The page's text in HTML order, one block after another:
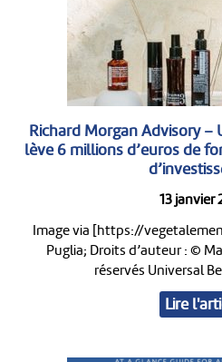
Richard Morgan Advisory –
lève 6 millions d’euros de
13 janvier
Image via [https://
Puglia; Droits d’auteur : ©
réservés Universal
Lire